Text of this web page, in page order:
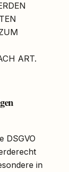
ART.
DSGVO
in